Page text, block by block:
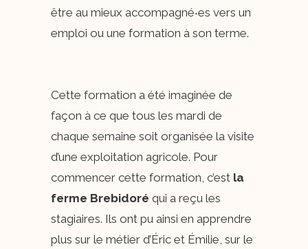
être au mieux accompagné‧es vers un
emploi ou une formation à son terme.
Cette formation a été imaginée de
façon à ce que tous les mardi de
chaque semaine soit organisée la visite
d’une exploitation agricole. Pour
commencer cette formation, c’est la
ferme Brebidoré qui a reçu les
stagiaires. Ils ont pu ainsi en apprendre
plus sur le métier d’Éric et Émilie, sur le